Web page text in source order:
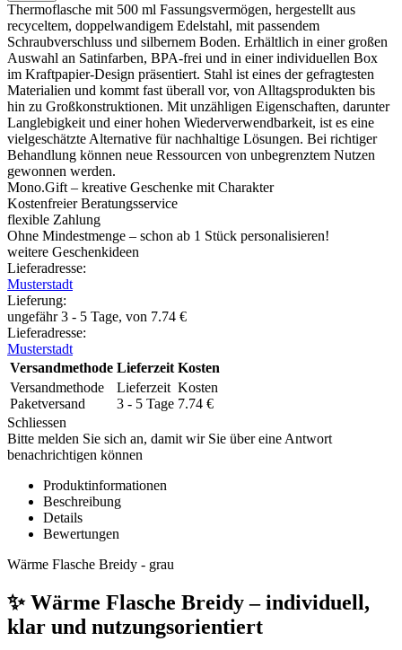
Thermoflasche mit 500 ml Fassungsvermögen, hergestellt aus
recyceltem, doppelwandigem Edelstahl, mit passendem
Schraubverschluss und silbernem Boden. Erhältlich in einer großen
Auswahl an Satinfarben, BPA-frei und in einer individuellen Box
im Kraftpapier-Design präsentiert. Stahl ist eines der gefragtesten
Materialien und kommt fast überall vor, von Alltagsprodukten bis
hin zu Großkonstruktionen. Mit unzähligen Eigenschaften, darunter
Langlebigkeit und einer hohen Wiederverwendbarkeit, ist es eine
vielgeschätzte Alternative für nachhaltige Lösungen. Bei richtiger
Behandlung können neue Ressourcen von unbegrenztem Nutzen
gewonnen werden.
Mono.Gift – kreative Geschenke mit Charakter
Kostenfreier Beratungsservice
flexible Zahlung
Ohne Mindestmenge – schon ab 1 Stück personalisieren!
weitere Geschenkideen
Lieferadresse:
Musterstadt
Lieferung:
ungefähr 3 - 5 Tage, von 7.74 €
Lieferadresse:
Musterstadt
Versandmethode Lieferzeit Kosten
Versandmethode
Paketversand
Lieferzeit
3 - 5 Tage
Kosten
7.74 €
Schliessen
Bitte melden Sie sich an, damit wir Sie über eine Antwort
benachrichtigen können
Produktinformationen
Beschreibung
Details
Bewertungen
Wärme Flasche Breidy - grau
✨ Wärme Flasche Breidy – individuell,
klar und nutzungsorientiert